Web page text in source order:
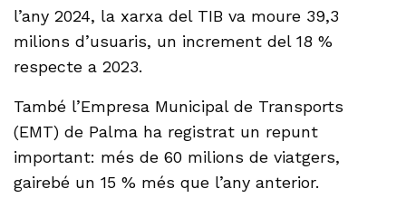
l’any 2024, la xarxa del TIB va moure 39,3
milions d’usuaris, un increment del 18 %
respecte a 2023.
També l’Empresa Municipal de Transports
(EMT) de Palma ha registrat un repunt
important: més de 60 milions de viatgers,
gairebé un 15 % més que l’any anterior.